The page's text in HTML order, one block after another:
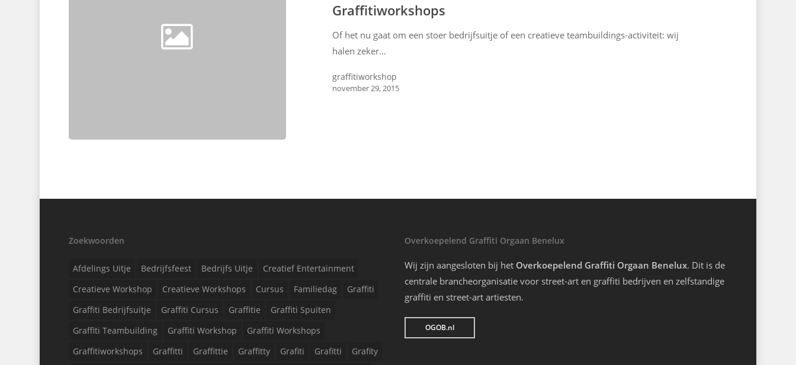
Graffitiworkshops
Of het nu gaat om een stoer bedrijfsuitje of een creatieve teambuildings-activiteit: wij
halen zeker…
graffitiworkshop
november 29, 2015
Zoekwoorden
Afdelings Uitje Bedrijfsfeest Bedrijfs Uitje
Creatief Entertainment
Creatieve Workshop
Creatieve Workshops Cursus Familiedag
Graffiti
Graffiti Bedrijfsuitje
Graffiti Cursus Graffitie
Graffiti Spuiten
Graffiti Teambuilding
Graffiti Workshop
Graffiti Workshops
Graffitiworkshops
Graffitti Graffittie Graffitty Grafiti Grafitti
Grafity
Overkoepelend Graffiti Orgaan Benelux
Wij zijn aangesloten bij het Overkoepelend Graffiti Orgaan Benelux. Dit is de
centrale brancheorganisatie voor street-art en graffiti bedrijven en zelfstandige
graffiti en street-art artiesten.
OGOB.nl